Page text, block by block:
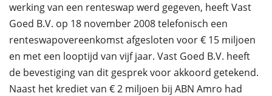
werking van een renteswap werd gegeven, heeft Vast
Goed B.V. op 18 november 2008 telefonisch een
renteswapovereenkomst afgesloten voor € 15 miljoen
en met een looptijd van vijf jaar. Vast Goed B.V. heeft
de bevestiging van dit gesprek voor akkoord getekend.
Naast het krediet van € 2 miljoen bij ABN Amro had